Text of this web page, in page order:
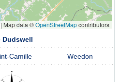
| Map data ©OpenStreetMapcontributors
Dudswell
Camille Weedon